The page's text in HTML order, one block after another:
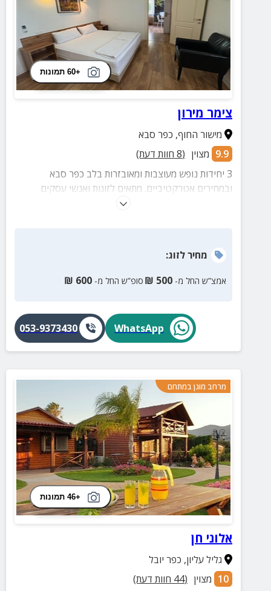
+60 תמונות
צימר מירון
מישור החוף, כפר סבא
9.9 מצוין (
8 חוות דעת)
3 יחידות נופש מעוצבות ומאובזרות בלב כפר סבא
ובמחירים אטרקטיביים. מתאים לזוגות ואנשי עסקים
ובקרבת הצימר שפע מסעדות ומקומות בילוי.
מחירלזוג:
אמצ”ש החל מ- 500
₪ סופ”ש החל מ- 600
₪
WhatsApp
053-9373430
מרחב מוגן במתחם
+46 תמונות
אלוני חן
גליל עליון, כפר יובל
10 מצוין (
44 חוות דעת)